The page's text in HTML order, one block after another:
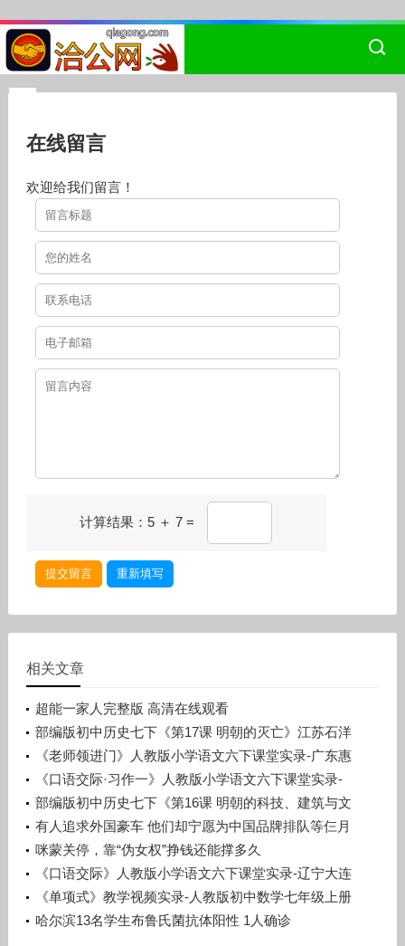
在线留言
欢迎给我们留言！
计算结果：5 ＋ 7 =
提交留言 重新填写
相关文章
超能一家人完整版 高清在线观看
部编版初中历史七下《第17课 明朝的灭亡》江苏石洋
洋
《老师领进门》人教版小学语文六下课堂实录-广东惠
州市_惠阳区-许晓云
《口语交际·习作一》人教版小学语文六下课堂实录-
广西梧州市_蒙山县-潘少丽
部编版初中历史七下《第16课 明朝的科技、建筑与文
学》辽宁孙浩
有人追求外国豪车 他们却宁愿为中国品牌排队等仨月
咪蒙关停，靠“伪女权”挣钱还能撑多久
《口语交际》人教版小学语文六下课堂实录-辽宁大连
市_旅顺口区-宋晨溪
《单项式》教学视频实录-人教版初中数学七年级上册
哈尔滨13名学生布鲁氏菌抗体阳性 1人确诊